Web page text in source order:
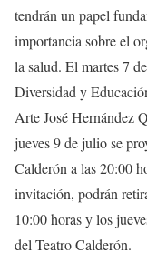
tendrán un papel
importancia sobre el
la salud. El martes 7
Diversidad y
Arte José Hernández
jueves 9 de julio se
Calderón a las 20:00
invitación, podrán
10:00 horas y los
del Teatro Calderón.